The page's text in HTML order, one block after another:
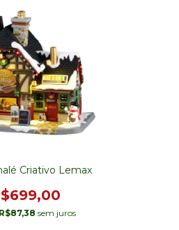
Criativo Lemax
R$87,38 sem juros